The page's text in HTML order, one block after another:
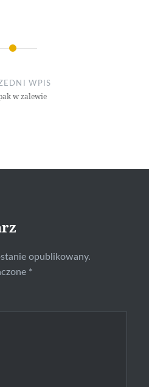
WPIS
w zalewie
opublikowany.
*